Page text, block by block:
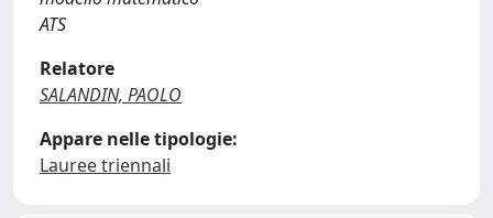
ATS
Relatore
SALANDIN, PAOLO
Appare nelle tipologie:
Lauree triennali